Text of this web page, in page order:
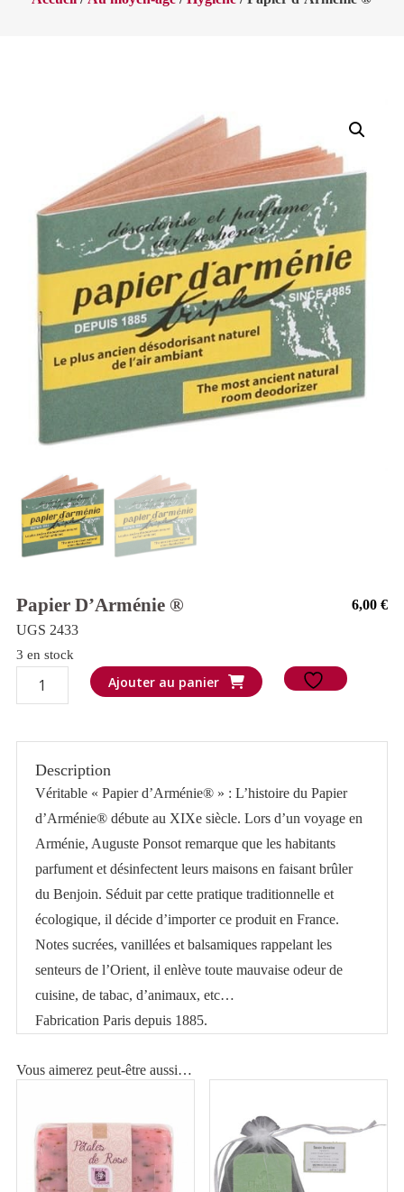
Papier D’Arménie ® 6,00€
UGS 2433
3 en stock
quantité
de
Ajouter au panier
Description
Véritable « Papier d’Arménie® » : L’histoire du Papier
d’Arménie® débute au XIXe siècle. Lors d’un voyage en
Arménie, Auguste Ponsot remarque que les habitants
parfument et désinfectent leurs maisons en faisant brûler
du Benjoin. Séduit par cette pratique traditionnelle et
écologique, il décide d’importer ce produit en France.
Notes sucrées, vanillées et balsamiques rappelant les
senteurs de l’Orient, il enlève toute mauvaise odeur de
cuisine, de tabac, d’animaux, etc…
Fabrication Paris depuis 1885.
Vous aimerez peut-être aussi…